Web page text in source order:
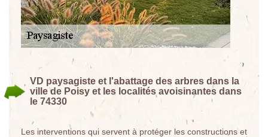
VD paysagiste et l'abattage des arbres dans la
ville de Poisy et les localités avoisinantes dans
le 74330
Les interventions qui servent à protéger les constructions et